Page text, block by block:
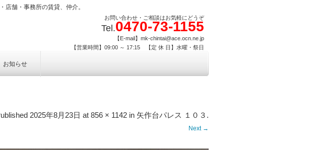
舗・事務所の賃貸、仲介。
お問い合わせ・ご相談はお気軽にどうぞ
Tel.0470-73-1155
【E-mail】mk-chintai@ace.ocn.ne.jp
【営業時間】09:00 ～ 17:15 【定 休 日】水曜・祭日
お知らせ
2025年8月23日 at 856 × 1142 in 矢作台パレス １０３ .
Next →